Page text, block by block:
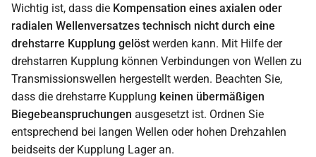
Wichtig ist, dass die Kompensation eines axialen oder
radialen Wellenversatzes technisch nicht durch eine
drehstarre Kupplung gelöst werden kann. Mit Hilfe der
drehstarren Kupplung können Verbindungen von Wellen zu
Transmissionswellen hergestellt werden. Beachten Sie,
dass die drehstarre Kupplung keinen übermäßigen
Biegebeanspruchungen ausgesetzt ist. Ordnen Sie
entsprechend bei langen Wellen oder hohen Drehzahlen
beidseits der Kupplung Lager an.